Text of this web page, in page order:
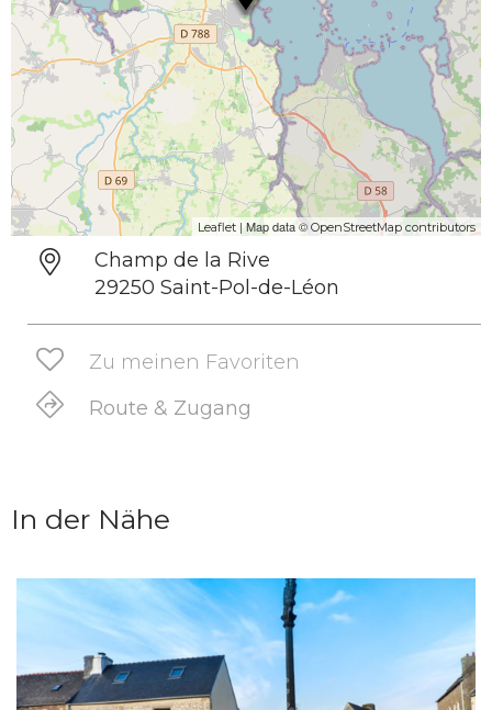
Leaflet | Map data © OpenStreetMap contributors
Champ de la Rive
29250 Saint-Pol-de-Léon
Zu meinen Favoriten
Route & Zugang
In der Nähe